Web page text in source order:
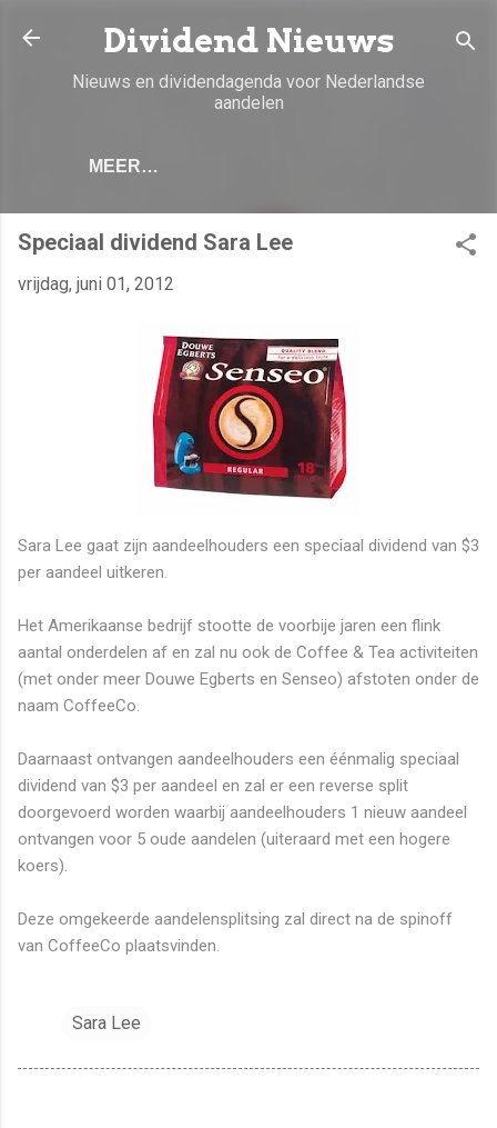
Doorgaan naar hoofdcontent
Dividend Nieuws
Nieuws en dividendagenda voor Nederlandse
aandelen
MEER…
Speciaal dividend Sara Lee
vrijdag, juni 01, 2012
Sara Lee gaat zijn aandeelhouders een speciaal dividend van $3
per aandeel uitkeren.
Het Amerikaanse bedrijf stootte de voorbije jaren een flink
aantal onderdelen af en zal nu ook de Coffee & Tea activiteiten
(met onder meer Douwe Egberts en Senseo) afstoten onder de
naam CoffeeCo.
Daarnaast ontvangen aandeelhouders een éénmalig speciaal
dividend van $3 per aandeel en zal er een reverse split
doorgevoerd worden waarbij aandeelhouders 1 nieuw aandeel
ontvangen voor 5 oude aandelen (uiteraard met een hogere
koers).
Deze omgekeerde aandelensplitsing zal direct na de spinoff
van CoffeeCo plaatsvinden.
Sara Lee